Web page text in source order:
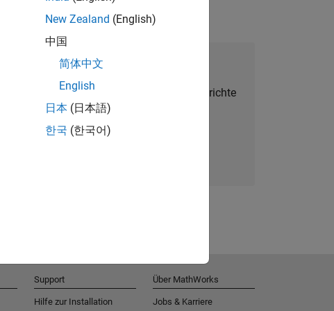
Talent Network beitreten
Sie personalisierte Stellenangebote, Berichte
und Unternehmensneuigkeiten.
New Zealand (English)
中国
简体中文
English
日本 (日本語)
한국 (한국어)
Support
Hilfe zur Installation
Über MathWorks
Jobs & Karriere